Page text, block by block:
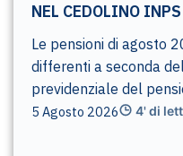
NEL CEDOLINO INPS
Le pensioni di agosto
differenti a seconda
previdenziale del
5 Agosto 2026 4' di